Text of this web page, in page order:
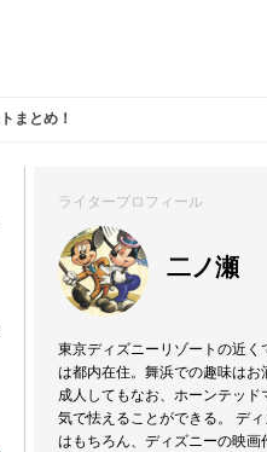
まとめ！
ライタープロフィール
二ノ瀬
東京ディズニーリゾートの近く
は都内在住。舞浜での趣味はお
成人してもなお、ホーンテッド
気で怯えることができる。 ディ
はもちろん、ディズニーの映画